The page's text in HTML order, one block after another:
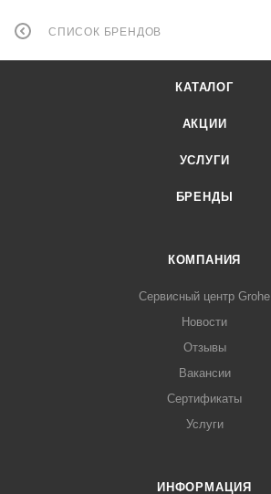
СПИСОК БРЕНДОВ
КАТАЛОГ
АКЦИИ
УСЛУГИ
БРЕНДЫ
КОМПАНИЯ
Сервисный центр Grohe
Новости
Отзывы
Вакансии
Сертификаты
Услуги
ИНФОРМАЦИЯ